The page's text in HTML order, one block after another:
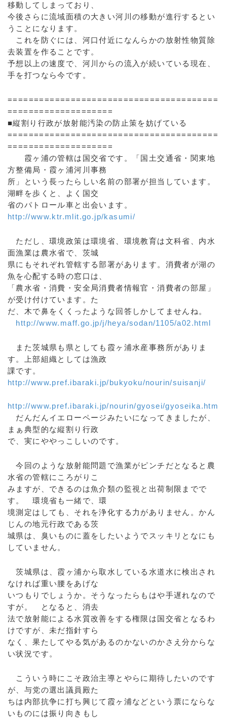
移動してしまっており、
今後さらに流域面積の大きい河川の移動が進行するとい
うことになります。
これを防ぐには、河口付近になんらかの放射性物質除
去装置を作ることです。
予想以上の速度で、河川からの流入が続いている現在、
手を打つなら今です。
========================================
====================
■縦割り行政が放射能汚染の防止策を妨げている
========================================
====================
霞ヶ浦の管轄は国交省です。「国土交通省・関東地
方整備局・霞ヶ浦河川事務
所」という長ったらしい名前の部署が担当しています。
湖畔を歩くと、よく国交
省のパトロール車と出会います。
http://www.ktr.mlit.go.jp/kasumi/
ただし、環境政策は環境省、環境教育は文科省、内水
面漁業は農水省で、茨城
県にもそれぞれ管轄する部署があります。消費者が湖の
魚を心配する時の窓口は、
「農水省・消費・安全局消費者情報官・消費者の部屋」
が受け付けています。た
だ、木で鼻をくくったような回答しかしてませんね。
http://www.maff.go.jp/j/heya/sodan/1105/a02.html
また茨城県も県としても霞ヶ浦水産事務所がありま
す。上部組織としては漁政
課です。
http://www.pref.ibaraki.jp/bukyoku/nourin/suisanji/
http://www.pref.ibaraki.jp/nourin/gyosei/gyoseika.htm
だんだんイエローページみたいになってきましたが、
まぁ典型的な縦割り行政
で、実にややっこしいのです。
今回のような放射能問題で漁業がピンチだとなると農
水省の管轄にころがりこ
みますが、できるのは魚介類の監視と出荷制限までで
す。 環境省も一緒で、環
境測定はしても、それを浄化する力がありません。かん
じんの地元行政である茨
城県は、臭いものに蓋をしたいようでスッキリとなにも
していません。
茨城県は、霞ヶ浦から取水している水道水に検出され
なければ重い腰をあげな
いつもりでしょうか。そうなったらもはや手遅れなので
すが。 となると、消去
法で放射能による水質改善をする権限は国交省となるわ
けですが、未だ指針すら
なく、果たしてやる気があるのかないのかさえ分からな
い状況です。
こういう時にこそ政治主導とやらに期待したいのです
が、与党の選出議員殿た
ちは内部抗争に打ち興じて霞ヶ浦などという票にならな
いものには振り向きもし